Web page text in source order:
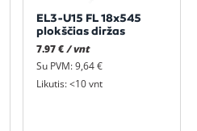
EL3-U15 FL 18x545
plokščias diržas
7.97 € / vnt
Su PVM: 9,64 €
Likutis: <10 vnt